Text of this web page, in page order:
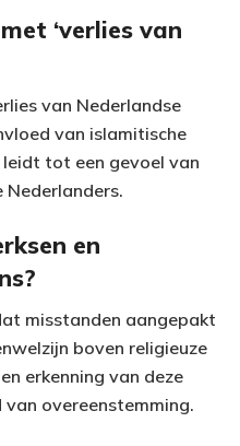
‘verlies van
van Nederlandse
van islamitische
tot een gevoel van
en
misstanden aangepakt
boven religieuze
erkenning van deze
overeenstemming.